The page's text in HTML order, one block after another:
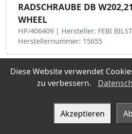
RADSCHRAUBE DB
WHEEL
HP/406409 | Hersteller: FEBI
Herstellernummer: 15655
Diese Website verwendet
zu verbessern.
Akzeptieren